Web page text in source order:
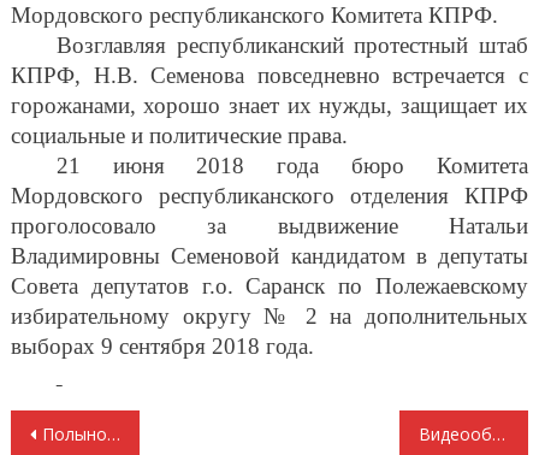
Мордовского республиканского Комитета КПРФ.
Возглавляя республиканский протестный штаб
КПРФ, Н.В. Семенова повседневно встречается с
горожанами, хорошо знает их нужды, защищает их
социальные и политические права.
21 июня 2018 года бюро Комитета
Мордовского республиканского отделения КПРФ
проголосовало за выдвижение Натальи
Владимировны Семеновой кандидатом в депутаты
Совета депутатов г.о. Саранск по Полежаевскому
избирательному округу № 2 на дополнительных
выборах 9 сентября 2018 года.
Навигация
Полынов Василий Федорович первый секретарь Рузаевкого райкома КПРФ,депутат Совета депутатов г.п. Рузаевка Видеообращение к президенту В.В.Путину от пожилых людей с.Вырыпаево Ромодановского района.